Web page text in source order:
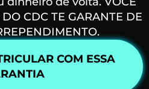
CDC TE GARANTE DE
COM ESSA